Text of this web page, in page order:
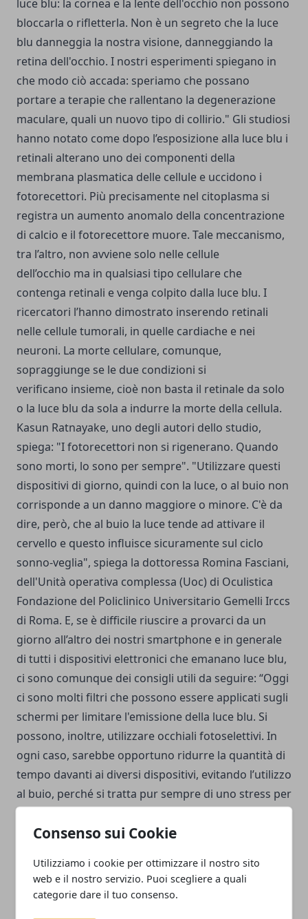
Consenso sui Cookie
Utilizziamo i cookie per ottimizzare il nostro sito
web e il nostro servizio. Puoi scegliere a quali
categorie dare il tuo consenso.
luce blu: la cornea e la lente dell'occhio non possono
bloccarla o rifletterla. Non è un segreto che la luce
blu danneggia la nostra visione, danneggiando la
retina dell'occhio. I nostri esperimenti spiegano in
che modo ciò accada: speriamo che possano
portare a terapie che rallentano la degenerazione
maculare, quali un nuovo tipo di collirio." Gli studiosi
hanno notato come dopo l’esposizione alla luce blu i
retinali alterano uno dei componenti della
membrana plasmatica delle cellule e uccidono i
fotorecettori. Più precisamente nel citoplasma si
registra un aumento anomalo della concentrazione
di calcio e il fotorecettore muore. Tale meccanismo,
tra l’altro, non avviene solo nelle cellule
dell’occhio ma in qualsiasi tipo cellulare che
contenga retinali e venga colpito dalla luce blu. I
ricercatori l’hanno dimostrato inserendo retinali
nelle cellule tumorali, in quelle cardiache e nei
neuroni. La morte cellulare, comunque,
sopraggiunge se le due condizioni si
verificano insieme, cioè non basta il retinale da solo
o la luce blu da sola a indurre la morte della cellula.
Kasun Ratnayake, uno degli autori dello studio,
spiega: "I fotorecettori non si rigenerano. Quando
sono morti, lo sono per sempre". "Utilizzare questi
dispositivi di giorno, quindi con la luce, o al buio non
corrisponde a un danno maggiore o minore. C'è da
dire, però, che al buio la luce tende ad attivare il
cervello e questo influisce sicuramente sul ciclo
sonno-veglia", spiega la dottoressa Romina Fasciani,
dell'Unità operativa complessa (Uoc) di Oculistica
Fondazione del Policlinico Universitario Gemelli Irccs
di Roma. E, se è difficile riuscire a provarci da un
giorno all’altro dei nostri smartphone e in generale
di tutti i dispositivi elettronici che emanano luce blu,
ci sono comunque dei consigli utili da seguire: “Oggi
ci sono molti filtri che possono essere applicati sugli
schermi per limitare l'emissione della luce blu. Si
possono, inoltre, utilizzare occhiali fotoselettivi. In
ogni caso, sarebbe opportuno ridurre la quantità di
tempo davanti ai diversi dispositivi, evitando l’utilizzo
al buio, perché si tratta pur sempre di uno stress per
il sistema visivo", conclude la dottoressa Fasciani.
Facebook
TwitterWhatsapp